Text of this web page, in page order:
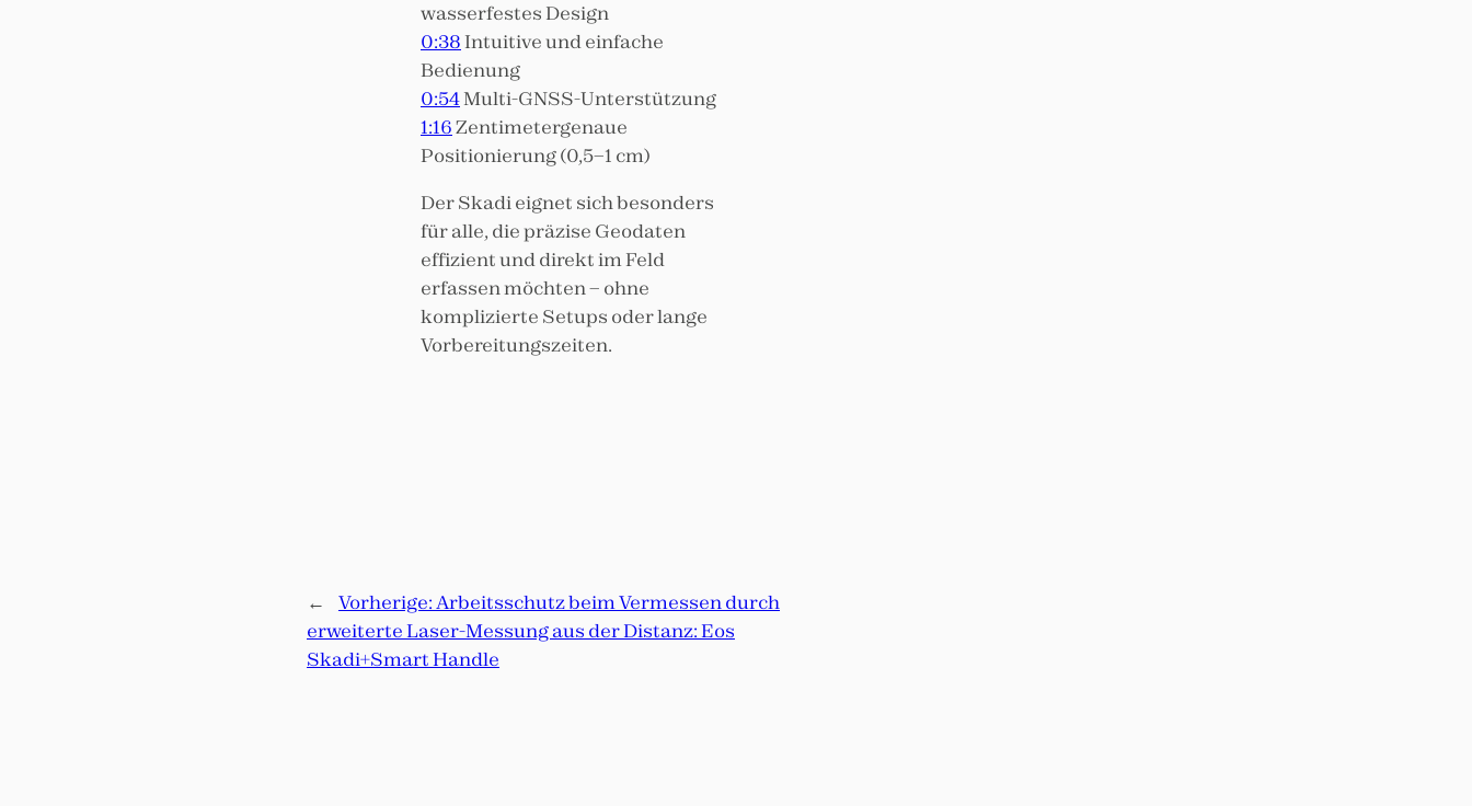
wasserfestes Design
0:38Intuitive und einfache
Bedienung
0:54Multi-GNSS-Unterstützung
1:16Zentimetergenaue
Positionierung (0,5–1 cm)
Der Skadi eignet sich besonders
für alle, die präzise Geodaten
effizient und direkt im Feld
erfassen möchten – ohne
komplizierte Setups oder lange
Vorbereitungszeiten.
← Vorherige: Arbeitsschutz beim Vermessen durch
erweiterte Laser-Messung aus der Distanz: Eos
Skadi+Smart Handle